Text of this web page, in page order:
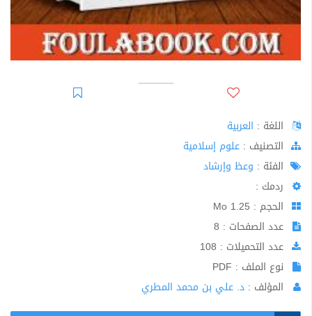
اللغة : العربية
اﻟﺘﺼﻨﻴﻒ : علوم إسلامية
الفئة : وعظ وإرشاد
ردمك :
الحجم : 1.25 Mo
عدد الصفحات : 8
عدد التحميلات : 108
نوع الملف : PDF
المؤلف : د. علي بن محمد المطري